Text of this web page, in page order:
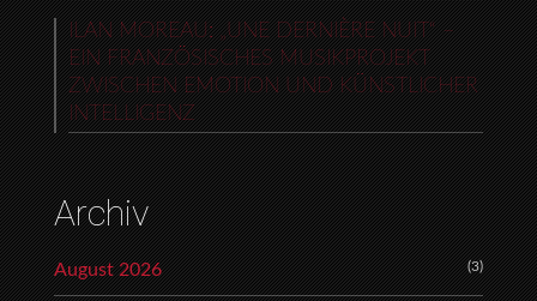
ILAN MOREAU: „UNE DERNIÈRE NUIT“ –
EIN FRANZÖSISCHES MUSIKPROJEKT
ZWISCHEN EMOTION UND KÜNSTLICHER
INTELLIGENZ
Archiv
August 2026 (3)